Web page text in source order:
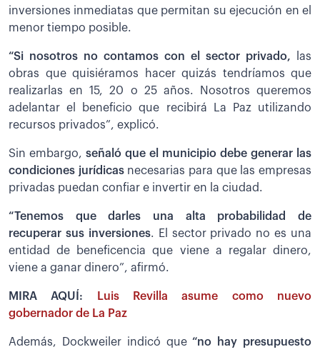
inversiones inmediatas que permitan su ejecución en el
menor tiempo posible.
“Si nosotros no contamos con el sector privado,
las
obras que quisiéramos hacer quizás tendríamos que
realizarlas en 15, 20 o 25 años. Nosotros queremos
adelantar el beneficio que recibirá La Paz utilizando
recursos privados”, explicó.
Sin embargo, señaló que el municipio debe generar las
condiciones jurídicasnecesarias para que las empresas
privadas puedan confiar e invertir en la ciudad.
“Tenemos que darles una alta probabilidad de
recuperar sus inversiones. El sector privado no es una
entidad de beneficencia que viene a regalar dinero,
viene a ganar dinero”, afirmó.
MIRA AQUÍ:
Luis Revilla asume como nuevo
gobernador de La Paz
Además, Dockweiler indicó que“no hay presupuesto